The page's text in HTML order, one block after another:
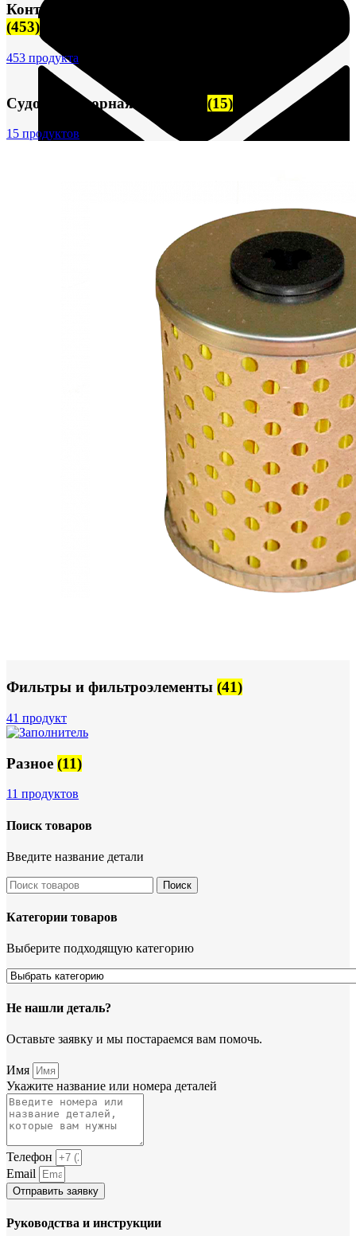
Контрольно-измерительные приборы (КИПиА)
(453)
453 продукта
Судовая запорная арматура (15)
15 продуктов
Фильтры и фильтроэлементы (41)
41 продукт
Разное (11)
11 продуктов
Поиск товаров
Введите название детали
Поиск
Категории товаров
Выберите подходящую категорию
Не нашли деталь?
Оставьте заявку и мы постараемся вам помочь.
Имя
Укажите название или номера деталей
Телефон
Email
Отправить заявку
Руководства и инструкции